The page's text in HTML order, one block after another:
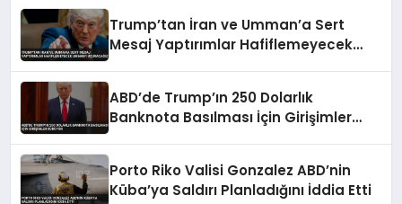
Trump’tan İran ve Umman’a Sert
Mesaj Yaptırımlar Hafiflemeyecek
ABD’de Trump’ın 250 Dolarlık
Banknota Basılması İçin Girişimler
Porto Riko Valisi Gonzalez ABD’nin
Küba’ya Saldırı Planladığını İddia Etti